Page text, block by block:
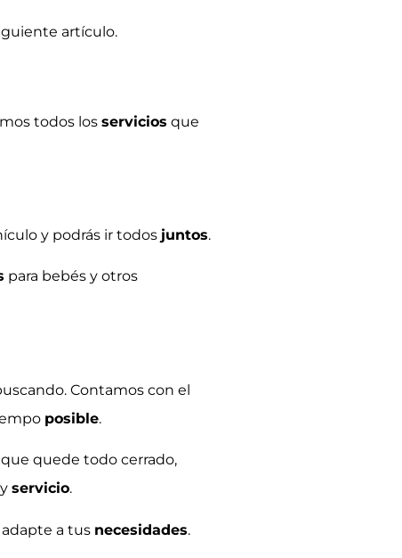
artículo.
todos los servicios que
y podrás ir todos juntos.
para bebés y otros
Contamos con el
posible.
quede todo cerrado,
y servicio.
a tus necesidades.